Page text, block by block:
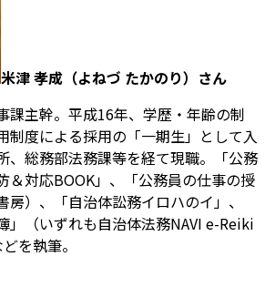
米津 孝成（よねづ たかのり）さん
課主幹。平成16年、学歴・年齢の制
制度による採用の「一期生」として入
、総務部法務課等を経て現職。「公務
＆対応BOOK」、「公務員の仕事の授
）、「自治体訟務イロハのイ」、
」（いずれも自治体法務NAVI e-Reiki
を執筆。